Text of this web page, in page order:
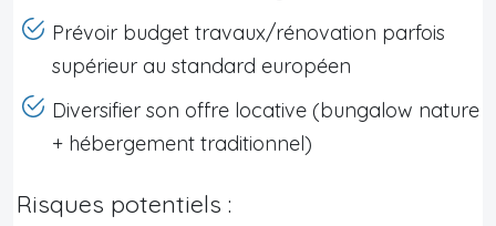
Prévoir budget travaux/rénovation parfois
supérieur au standard européen
Diversifier son offre locative (bungalow nature
+ hébergement traditionnel)
Risques potentiels :